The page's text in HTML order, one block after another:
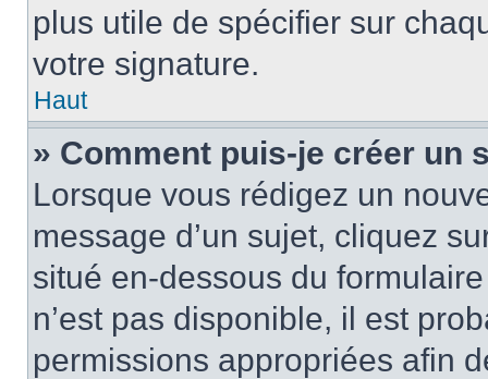
plus utile de spécifier sur
votre signature.
Haut
» Comment puis-je créer un
Lorsque vous rédigez un
message d’un sujet, cliquez
situé en-dessous du
n’est pas disponible, il est
permissions appropriées afin